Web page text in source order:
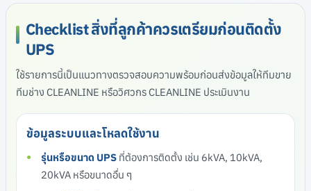
Checklist สิ่งที่ลูกค้าควรเตรียมก่อนติดตั้ง
UPS
ใช้รายการนี้เป็นแนวทางตรวจสอบความพร้อมก่อนส่งข้อมูลให้ทีมขาย
ทีมช่าง CLEANLINE หรือวิศวกร CLEANLINE ประเมินงาน
ข้อมูลระบบและโหลดใช้งาน
รุ่นหรือขนาด UPS ที่ต้องการติดตั้ง เช่น 6kVA, 10kVA,
20kVA หรือขนาดอื่น ๆ